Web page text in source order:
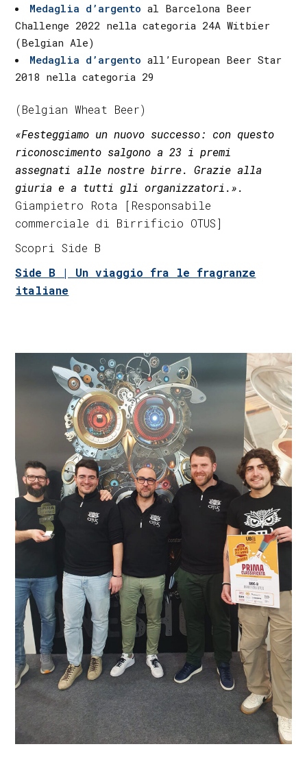
Medaglia d’argento al Barcelona Beer
Challenge 2022 nella categoria 24A Witbier
(Belgian Ale)
Medaglia d’argento all’European Beer Star
2018 nella categoria 29
(Belgian Wheat Beer)
«Festeggiamo un nuovo successo: con questo
riconoscimento salgono a 23 i premi
assegnati alle nostre birre. Grazie alla
giuria e a tutti gli organizzatori.».
Giampietro Rota [Responsabile
commerciale di Birrificio OTUS]
Scopri Side B
Side B | Un viaggio fra le fragranze
italiane